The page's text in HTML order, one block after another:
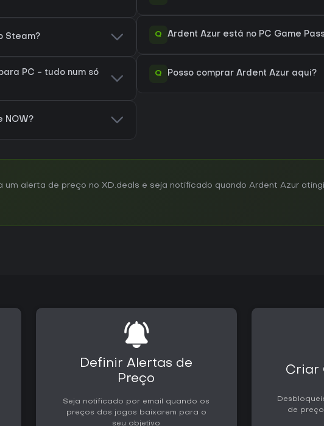
Steam?
PC - tudo num só
NOW?
Q Ardent Azur está no PC Game
Q Posso comprar Ardent Azur aqui?
um alerta de preço no XD.deals e seja notificado quando Ardent Azur
Definir Alertas de
Preço
Seja notificado por email quando os
preços dos jogos baixarem para o
seu objetivo
Criar
de